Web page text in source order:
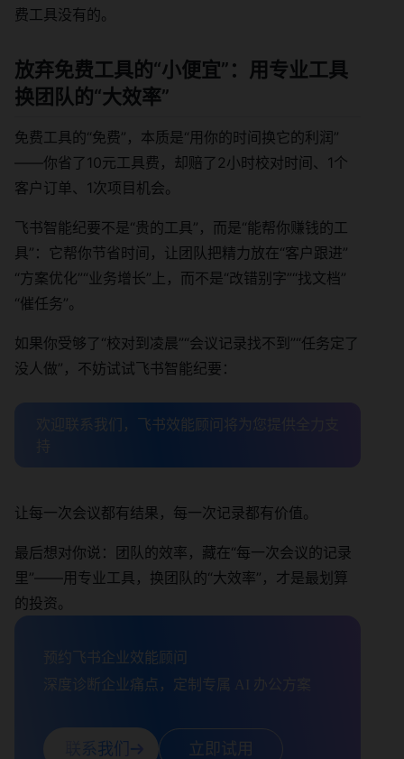
费工具没有的。
放弃免费工具的“小便宜”：用专业工具
换团队的“大效率”
免费工具的“免费”，本质是“用你的时间换它的利润”
——你省了10元工具费，却赔了2小时校对时间、1个
客户订单、1次项目机会。
飞书智能纪要不是“贵的工具”，而是“能帮你赚钱的工
具”：它帮你节省时间，让团队把精力放在“客户跟进”
“方案优化”“业务增长”上，而不是“改错别字”“找文档”
“催任务”。
如果你受够了“校对到凌晨”“会议记录找不到”“任务定了
没人做”，不妨试试飞书智能纪要：
欢迎联系我们，飞书效能顾问将为您提供全力支
让每一次会议都有结果，每一次记录都有价值。
最后想对你说：团队的效率，藏在“每一次会议的记录
里”——用专业工具，换团队的“大效率”，才是最划算
的投资。
预约飞书企业效能顾问
深度诊断企业痛点，定制专属 AI 办公方案
联系我们 立即试用